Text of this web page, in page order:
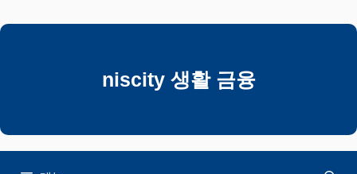
텐
뛰
niscity 생활 금융